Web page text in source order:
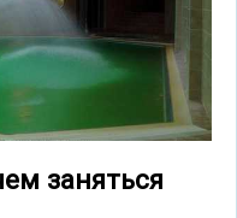
заняться